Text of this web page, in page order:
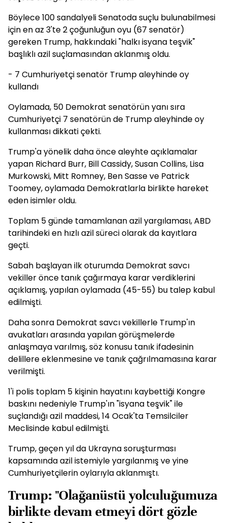
Böylece 100 sandalyeli Senatoda suçlu bulunabilmesi
için en az 3'te 2 çoğunluğun oyu (67 senatör)
gereken Trump, hakkındaki "halkı isyana teşvik"
başlıklı azil suçlamasından aklanmış oldu.
- 7 Cumhuriyetçi senatör Trump aleyhinde oy
kullandı
Oylamada, 50 Demokrat senatörün yanı sıra
Cumhuriyetçi 7 senatörün de Trump aleyhinde oy
kullanması dikkati çekti.
Trump'a yönelik daha önce aleyhte açıklamalar
yapan Richard Burr, Bill Cassidy, Susan Collins, Lisa
Murkowski, Mitt Romney, Ben Sasse ve Patrick
Toomey, oylamada Demokratlarla birlikte hareket
eden isimler oldu.
Toplam 5 günde tamamlanan azil yargılaması, ABD
tarihindeki en hızlı azil süreci olarak da kayıtlara
geçti.
Sabah başlayan ilk oturumda Demokrat savcı
vekiller önce tanık çağırmaya karar verdiklerini
açıklamış, yapılan oylamada (45-55) bu talep kabul
edilmişti.
Daha sonra Demokrat savcı vekillerle Trump'ın
avukatları arasında yapılan görüşmelerde
anlaşmaya varılmış, söz konusu tanık ifadesinin
delillere eklenmesine ve tanık çağrılmamasına karar
verilmişti.
1'i polis toplam 5 kişinin hayatını kaybettiği Kongre
baskını nedeniyle Trump'ın "isyana teşvik" ile
suçlandığı azil maddesi, 14 Ocak'ta Temsilciler
Meclisinde kabul edilmişti.
Trump, geçen yıl da Ukrayna soruşturması
kapsamında azil istemiyle yargılanmış ve yine
Cumhuriyetçilerin oylarıyla aklanmıştı.
Trump: "Olağanüstü yolculuğumuza
birlikte devam etmeyi dört gözle